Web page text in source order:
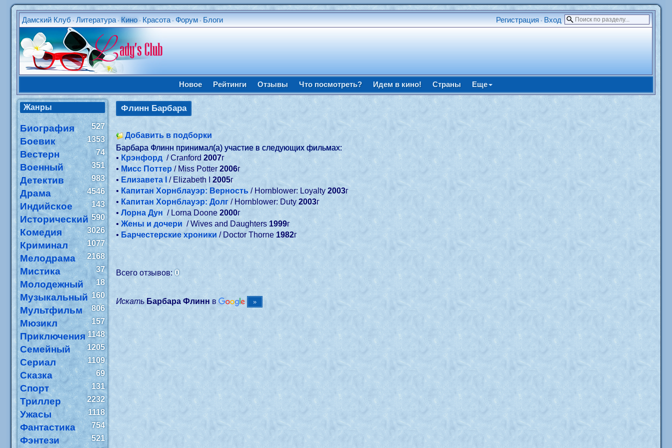
Дамский Клуб •Литература •Кино • Красота •Форум • Блоги Регистрация • Вход
Новое Рейтинги Отзывы Что посмотреть? Идем в кино! Страны Еще
Жанры
Биография 527
Боевик 1353
Вестерн 74
Военный 351
Детектив 983
Драма 4546
Индийское 143
Исторический 590
Комедия 3026
Криминал 1077
Мелодрама 2168
Мистика 37
Молодежный 18
Музыкальный 160
Мультфильм 806
Мюзикл 157
Приключения 1148
Семейный 1205
Сериал 1109
Сказка 69
Спорт 131
Триллер 2232
Ужасы 1118
Фантастика 754
Фэнтези
521
Флинн Барбара
Добавить в подборки
Барбара Флинн принимал(а) участие в следующих фильмах:
•Крэнфорд / Cranford2007г
• Мисс Поттер / Miss Potter2006г
• Елизавета I / Elizabeth I2005г
•Капитан Хорнблауэр: Верность / Hornblower: Loyalty2003г
• Капитан Хорнблауэр: Долг/ Hornblower: Duty2003г
•Лорна Дун / Lorna Doone2000г
•Жены и дочери / Wives and Daughters 1999г
•Барчестерские хроники/ Doctor Thorne 1982г
Всего отзывов:0
Искать Барбара Флинн в